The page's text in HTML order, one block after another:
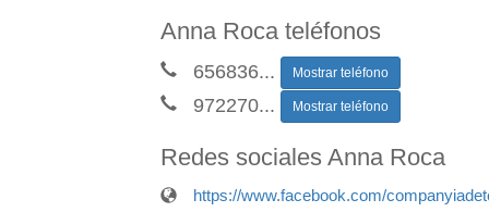
Anna Roca teléfonos
656836... Mostrar teléfono
972270... Mostrar teléfono
Redes sociales Anna Roca
https://www.facebook.com/